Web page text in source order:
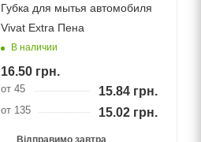
Губка для мытья автомобиля
Vivat Extra Пена
В наличии
16.50грн.
от 45 15.84 грн.
от 135 15.02 грн.
Відправимо завтра